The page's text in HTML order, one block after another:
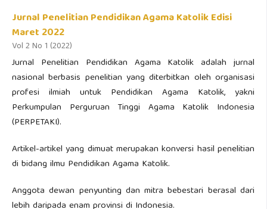
Jurnal Penelitian Pendidikan Agama Katolik Edisi
Maret 2022
Vol 2 No 1 (2022)
Jurnal Penelitian Pendidikan Agama Katolik adalah jurnal
nasional berbasis penelitian yang diterbitkan oleh organisasi
profesi ilmiah untuk Pendidikan Agama Katolik, yakni
Perkumpulan Perguruan Tinggi Agama Katolik Indonesia
(PERPETAKI).
Artikel-artikel yang dimuat merupakan konversi hasil penelitian
di bidang ilmu Pendidikan Agama Katolik.
Anggota dewan penyunting dan mitra bebestari berasal dari